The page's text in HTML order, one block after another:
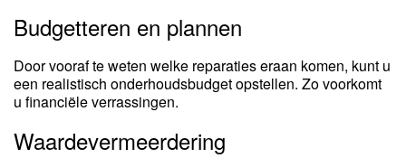
Budgetteren en plannen
Door vooraf te weten welke reparaties eraan komen, kunt u
een realistisch onderhoudsbudget opstellen. Zo voorkomt
u financiële verrassingen.
Waardevermeerdering